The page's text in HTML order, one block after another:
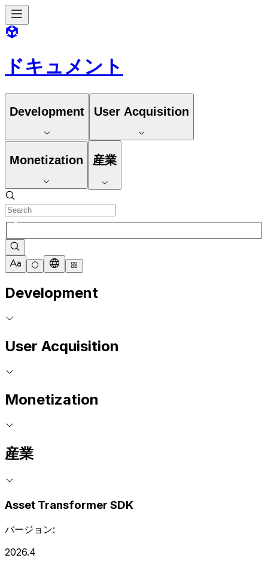
ドキュメント
Development User Acquisition
Monetization 産業
Development
User Acquisition
Monetization
産業
Asset Transformer SDK
バージョン:
2026.4